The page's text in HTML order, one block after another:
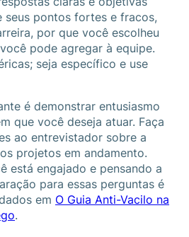
seus pontos fortes e fracos,
por que você escolheu
pode agregar à equipe.
seja específico e use
é demonstrar entusiasmo
que você deseja atuar. Faça
ao entrevistador sobre a
projetos em andamento.
está engajado e pensando a
para essas perguntas é
em O Guia Anti-Vacilo na
.